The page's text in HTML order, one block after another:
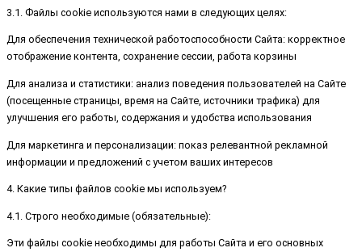
3.1. Файлы cookie используются нами в следующих целях:
Для обеспечения технической работоспособности Сайта: корректное
отображение контента, сохранение сессии, работа корзины
Для анализа и статистики: анализ поведения пользователей на Сайте
(посещенные страницы, время на Сайте, источники трафика) для
улучшения его работы, содержания и удобства использования
Для маркетинга и персонализации: показ релевантной рекламной
информации и предложений с учетом ваших интересов
4. Какие типы файлов cookie мы используем?
4.1. Строго необходимые (обязательные):
Эти файлы cookie необходимы для работы Сайта и его основных